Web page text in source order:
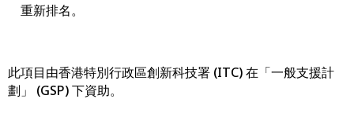
重新排名。
此項目由香港特別行政區創新科技署 (ITC) 在「一般支援計
劃」 (GSP) 下資助。